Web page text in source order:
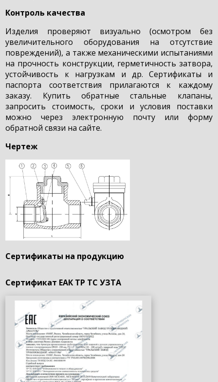
Контроль качества
Изделия проверяют визуально (осмотром без
увеличительного оборудования на отсутствие
повреждений), а также механическими испытаниями
на прочность конструкции, герметичность затвора,
устойчивость к нагрузкам и др. Сертификаты и
паспорта соответствия прилагаются к каждому
заказу. Купить обратные стальные клапаны,
запросить стоимость, сроки и условия поставки
можно через электронную почту или форму
обратной связи на сайте.
Чертеж
Сертификаты на продукцию
Сертификат ЕАК ТР ТС УЗТА